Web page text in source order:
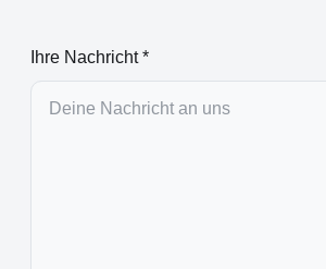
Ihre Nachricht *